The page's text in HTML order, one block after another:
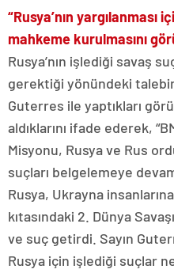
“Rusya’nın yargılanması
mahkeme kurulmasını
Rusya’nın işlediği savaş
gerektiği yönündeki
Guterres ile yaptıkları
aldıklarını ifade ederek,
Misyonu, Rusya ve Rus
suçları belgelemeye
Rusya, Ukrayna
kıtasındaki 2. Dünya
ve suç getirdi. Sayın
Rusya için işlediği suçlar